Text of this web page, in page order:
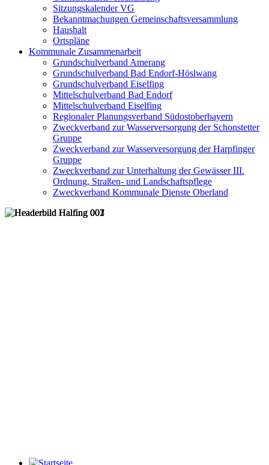
Sitzungskalender VG
Bekanntmachungen Gemeinschaftsversammlung
Haushalt
Ortspläne
Kommunale Zusammenarbeit
Grundschulverband Amerang
Grundschulverband Bad Endorf-Höslwang
Grundschulverband Eiselfing
Mittelschulverband Bad Endorf
Mittelschulverband Eiselfing
Regionaler Planungsverband Südostoberbayern
Zweckverband zur Wasserversorgung der Schonstetter
Gruppe
Zweckverband zur Wasserversorgung der Harpfinger
Gruppe
Zweckverband zur Unterhaltung der Gewässer III.
Ordnung, Straßen- und Landschaftspflege
Zweckverband Kommunale Dienste Oberland